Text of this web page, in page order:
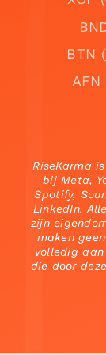
BTN
RiseKarma
bij Meta,
Spotify,
LinkedIn.
zijn
maken
volledig
die door